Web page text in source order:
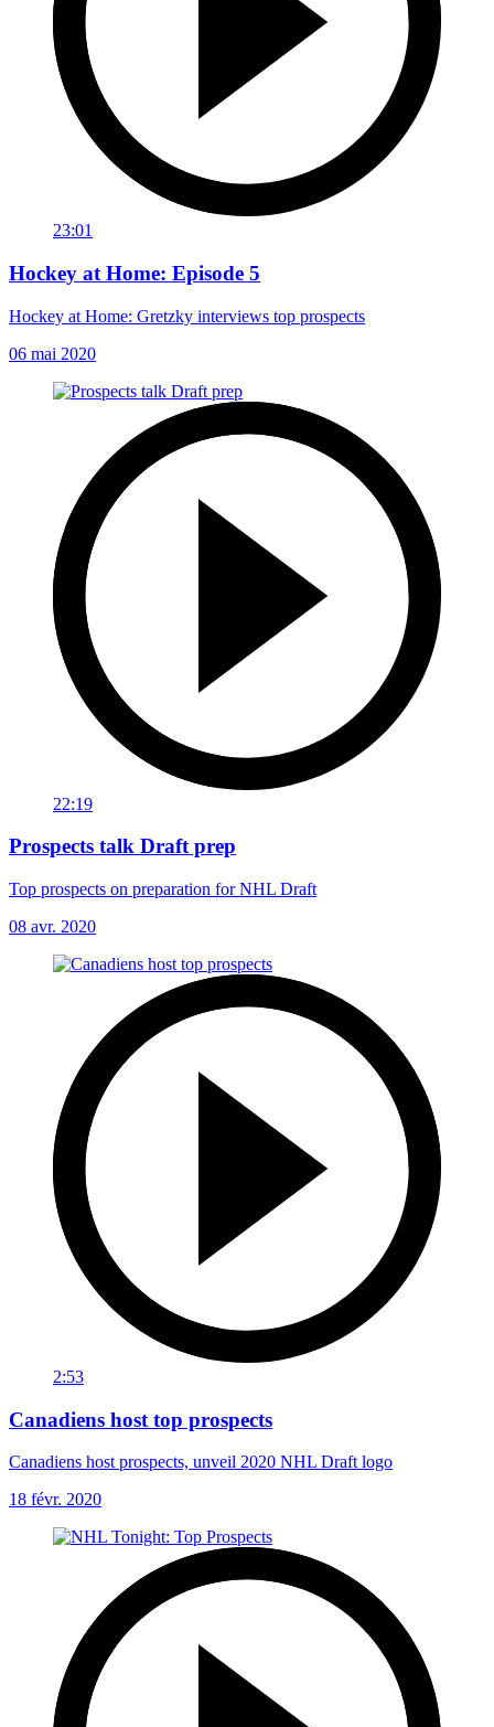
23:01
Hockey at Home: Episode 5
Hockey at Home: Gretzky interviews top prospects
06 mai 2020
22:19
Prospects talk Draft prep
Top prospects on preparation for NHL Draft
08 avr. 2020
2:53
Canadiens host top prospects
Canadiens host prospects, unveil 2020 NHL Draft logo
18 févr. 2020